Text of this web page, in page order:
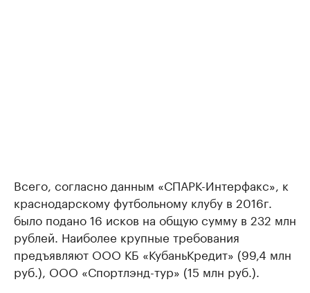
Всего, согласно данным «СПАРК-Интерфакс», к
краснодарскому футбольному клубу в 2016г.
было подано 16 исков на общую сумму в 232 млн
рублей. Наиболее крупные требования
предъявляют ООО КБ «КубаньКредит» (99,4 млн
руб.), ООО «Спортлэнд-тур» (15 млн руб.).